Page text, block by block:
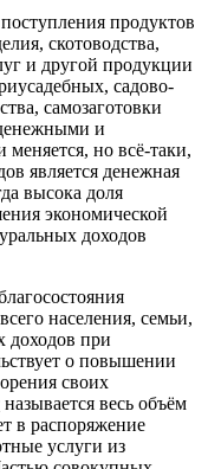
продуктов
скотоводства,
и другой продукции
садово-
самозаготовки
и
но всё-таки,
является денежная
высока доля
экономической
доходов
населения, семьи,
доходов при
о повышении
своих
называется весь объём
в распоряжение
услуги из